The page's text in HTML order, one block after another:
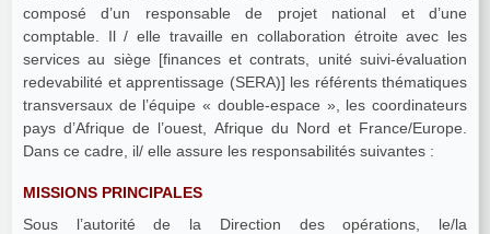
composé d’un responsable de projet national et d’une
comptable. Il / elle travaille en collaboration étroite avec les
services au siège [finances et contrats, unité suivi-évaluation
redevabilité et apprentissage (SERA)] les référents thématiques
transversaux de l’équipe « double-espace », les coordinateurs
pays d’Afrique de l’ouest, Afrique du Nord et France/Europe.
Dans ce cadre, il/ elle assure les responsabilités suivantes :
MISSIONS PRINCIPALES
Sous l’autorité de la Direction des opérations, le/la